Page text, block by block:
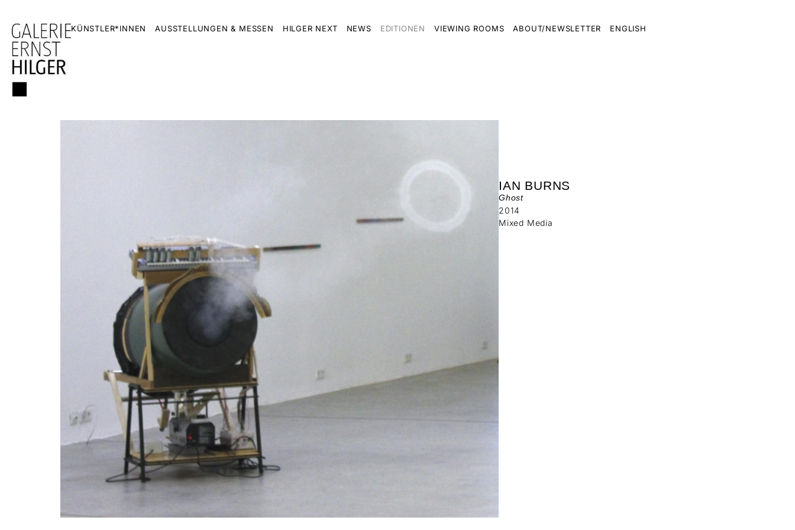
KÜNSTLER*INNEN AUSSTELLUNGEN & MESSEN HILGER NEXT NEWS EDITIONEN VIEWING ROOMS ABOUT/NEWSLETTER ENGLISH
IAN BURNS
Ghost
2014
Mixed Media